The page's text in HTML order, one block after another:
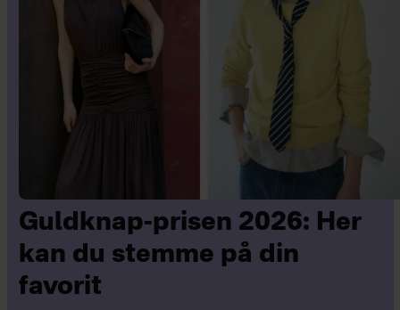
Guldknap-prisen 2026: Her
kan du stemme på din
favorit